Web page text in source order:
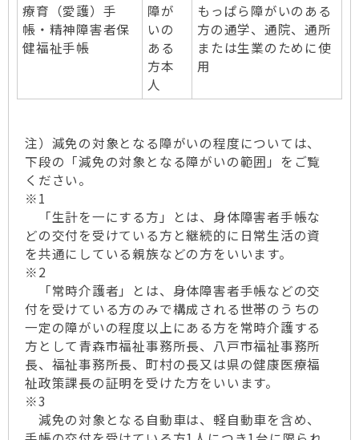
療育（愛護）手
帳・精神障害者保
健福祉手帳
障が
いの
ある
方本
人
もっぱら障がいのある
方の通学、通院、通所
または生業のために使
用
注）減免の対象となる障がいの程度については、
下段の「減免の対象となる障がいの範囲」をご覧
ください。
※1
「生計を一にする方」とは、身体障害者手帳な
どの交付を受けている方と継続的に日常生活の資
を共通にしている親族などの方をいいます。
※2
「常時介護者」とは、身体障害者手帳などの交
付を受けている方のみで構成される世帯のうちの
一定の障がいの程度以上にある方を常時介護する
方として青森市福祉事務所長、八戸市福祉事務所
長、福祉事務所長、町村の長又は県の健康医療福
祉政策課長の証明を受けた方をいいます。
※3
減免の対象となる自動車は、軽自動車を含め、